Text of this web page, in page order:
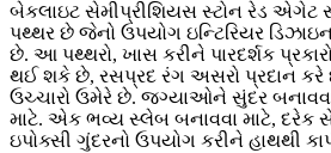
બેકલાઇટ સેમીપ્રીશિયસ સ્ટોન રેડ એગેટ
પથ્થર છે જેનો ઉપયોગ ઇન્ટિરિયર
છે. આ પથ્થરો, ખાસ કરીને પારદર્શક
થઈ શકે છે, રસપ્રદ રંગ અસરો પ્રદાન કરે
ઉચ્ચારો ઉમેરે છે. જગ્યાઓને સુંદર
માટે. એક ભવ્ય સ્લેબ બનાવવા માટે, દરેક
ઇપોક્સી ગુંદરનો ઉપયોગ કરીને હાથથી